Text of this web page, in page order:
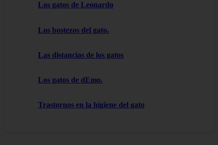
Los gatos de Leonardo
Los bostezos del gato.
Las distancias de los gatos
Los gatos de dEmo.
Trastornos en la higiene del gato